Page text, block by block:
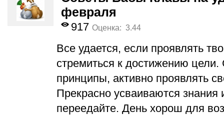
февраля
917 Оценка: 3.44
Все удается, если проявлять
стремиться к достижению цели.
принципы, активно проявлять
Прекрасно усваиваются
переедайте. День хорош для